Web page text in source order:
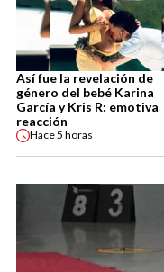
Así fue la revelación de
género del bebé Karina
García y Kris R: emotiva
reacción
Hace5 horas